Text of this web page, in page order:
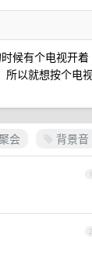
候有个电视开着
所以就想按个电
会 背景音
1
2